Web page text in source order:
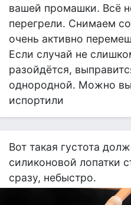
вашей промашки. Всё
перегрели. Снимаем
очень активно
Если случай не
разойдётся,
однородной. Можно
испортили
Вот такая густота
силиконовой лопатки
сразу, небыстро.